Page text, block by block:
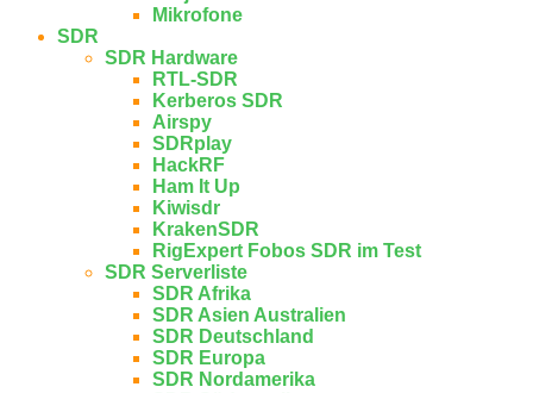
Mikrofone
SDR
SDR Hardware
RTL-SDR
Kerberos SDR
Airspy
SDRplay
HackRF
Ham It Up
Kiwisdr
KrakenSDR
RigExpert Fobos SDR im Test
SDR Serverliste
SDR Afrika
SDR Asien Australien
SDR Deutschland
SDR Europa
SDR Nordamerika